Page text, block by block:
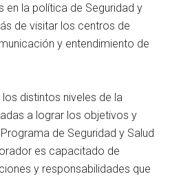
la política de Seguridad y
de visitar los centros de
y entendimiento de
distintos niveles de la
a lograr los objetivos y
de Seguridad y Salud
es capacitado de
y responsabilidades que